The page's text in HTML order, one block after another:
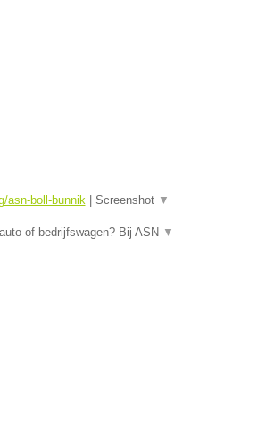
asn-boll-bunnik| Screenshot ▼
of bedrijfswagen? Bij ASN ▼